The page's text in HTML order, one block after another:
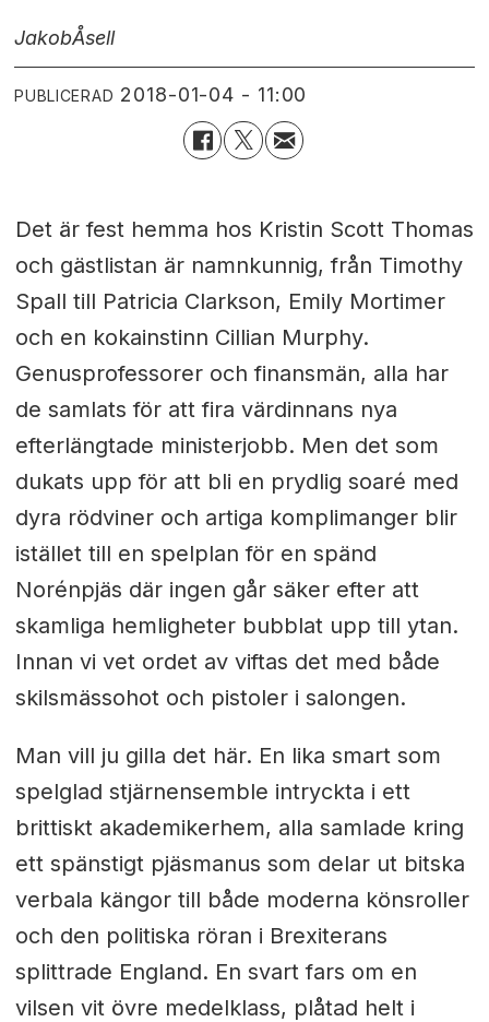
JakobÅsell
PUBLICERAD 2018-01-04 - 11:00
Det är fest hemma hos Kristin Scott Thomas
och gästlistan är namnkunnig, från Timothy
Spall till Patricia Clarkson, Emily Mortimer
och en kokainstinn Cillian Murphy.
Genusprofessorer och finansmän, alla har
de samlats för att fira värdinnans nya
efterlängtade ministerjobb. Men det som
dukats upp för att bli en prydlig soaré med
dyra rödviner och artiga komplimanger blir
istället till en spelplan för en spänd
Norénpjäs där ingen går säker efter att
skamliga hemligheter bubblat upp till ytan.
Innan vi vet ordet av viftas det med både
skilsmässohot och pistoler i salongen.
Man vill ju gilla det här. En lika smart som
spelglad stjärnensemble intryckta i ett
brittiskt akademikerhem, alla samlade kring
ett spänstigt pjäsmanus som delar ut bitska
verbala kängor till både moderna könsroller
och den politiska röran i Brexiterans
splittrade England. En svart fars om en
vilsen vit övre medelklass, plåtad helt i